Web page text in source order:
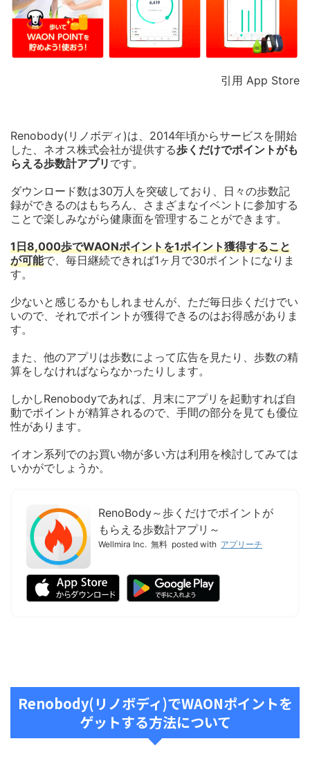
引用 App Store
Renobody(リノボディ)は、2014年頃からサービスを開始
した、ネオス株式会社が提供する歩くだけでポイントがも
らえる歩数計アプリ です。
ダウンロード数は30万人を突破しており、日々の歩数記
録ができるのはもちろん、さまざまなイベントに参加する
ことで楽しみながら健康面を管理することができます。
1日8,000歩でWAONポイントを1ポイント獲得すること
が可能で、毎日継続できれば1ヶ月で30ポイントになりま
す。
少ないと感じるかもしれませんが、ただ毎日歩くだけでい
いので、それでポイントが獲得できるのはお得感がありま
す。
また、他のアプリは歩数によって広告を見たり、歩数の精
算をしなければならなかったりします。
しかしRenobodyであれば、月末にアプリを起動すれば自
動でポイントが精算されるので、手間の部分を見ても優位
性があります。
イオン系列でのお買い物が多い方は利用を検討してみては
いかがでしょうか。
RenoBody～歩くだけでポイントが
もらえる歩数計アプリ～
Wellmira Inc. 無料 posted with アプリーチ
Renobody(リノボディ)でWAONポイントを
ゲットする方法について